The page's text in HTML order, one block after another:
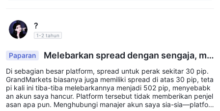
aan kepada Anda melalui platform Forex Tianyan. J
ika Anda masih memiliki pertanyaan mengenai kesi
mpulan ini, kami menyambut Anda untuk memberik
an penjelasan pendukung terkait atau bukti tambah
an lebih lanjut, dan kirimkan ke email layanan pelan
ggan resmi kami: support@grandmarkets.com, kam
i akan terus memperhatikan dan dengan senang hat
i melakukan pemeriksaan dan komunikasi lebih lanj
ut untuk Anda. Terima kasih atas pengertian dan du
kungan Anda. Hormat kami, GrandMarkets
时也已通过外汇天眼平台向您同步传达。 如您对该结论
仍有疑问，欢迎您进一步提供相关支持性说明或补充证
据，并发送至我们的官方客服邮箱：support@grandm
arkets.com，我们将持续关注并乐于为您作进一步核查
与沟通。 感谢您的理解与支持。 此致 GrandMarkets
?
1-2 tahun
Paparan
Melebarkan spread dengan sengaja, me
nyebabkan margin call.
Di sebagian besar platform, spread untuk perak sekitar 30 pip.
GrandMarkets biasanya juga memiliki spread di atas 30 pip, teta
pi kali ini tiba-tiba melebarkannya menjadi 502 pip, menyebabk
an akun saya hancur. Platform tersebut tidak memberikan penjel
asan apa pun. Menghubungi manajer akun saya sia-sia—platfor